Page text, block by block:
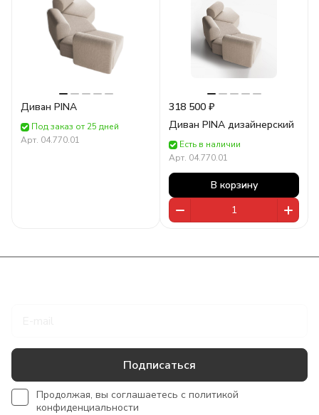
Диван PINA
Под заказ от 25 дней
Арт. 04.770.01
318 500 ₽
Диван PINA дизайнерский
Есть в наличии
Арт. 04.770.01
В корзину
Подписаться
Продолжая, вы соглашаетесь с политикой
конфиденциальности